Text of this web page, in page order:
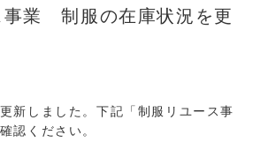
事業 制服の在庫状況を更
新しました。下記「制服リユース事
認ください。